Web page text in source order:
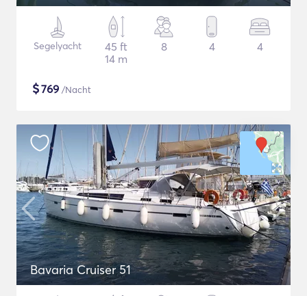
Segelyacht
45 ft
14 m
8 4 4
$769 /Nacht
Bavaria Cruiser 51